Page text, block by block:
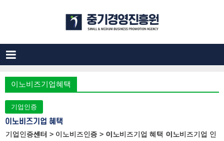
이노비즈기업혜택
기업인증
이노비즈기업 혜택
기업인증센터 > 이노비즈인증 > 이노비즈기업 혜택 이노비즈기업 인